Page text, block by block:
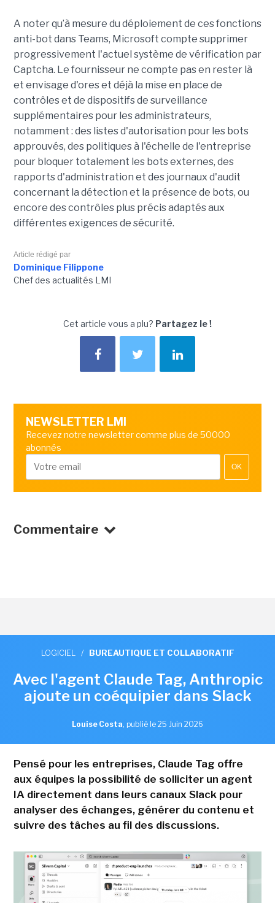
A noter qu’à mesure du déploiement de ces fonctions
anti-bot dans Teams, Microsoft compte supprimer
progressivement l'actuel système de vérification par
Captcha. Le fournisseur ne compte pas en rester là
et envisage d'ores et déjà la mise en place de
contrôles et de dispositifs de surveillance
supplémentaires pour les administrateurs,
notamment : des listes d'autorisation pour les bots
approuvés, des politiques à l'échelle de l'entreprise
pour bloquer totalement les bots externes, des
rapports d'administration et des journaux d'audit
concernant la détection et la présence de bots, ou
encore des contrôles plus précis adaptés aux
différentes exigences de sécurité.
Article rédigé par
Dominique Filippone
Chef des actualités LMI
Cet article vous a plu? Partagez le !
NEWSLETTER LMI
Recevez notre newsletter comme plus de 50000
abonnés
OK
Commentaire
LOGICIEL / BUREAUTIQUE ET COLLABORATIF
Avec l'agent Claude Tag, Anthropic
ajoute un coéquipier dans Slack
Louise Costa, publié le 25 Juin 2026
Pensé pour les entreprises, Claude Tag offre
aux équipes la possibilité de solliciter un agent
IA directement dans leurs canaux Slack pour
analyser des échanges, générer du contenu et
suivre des tâches au fil des discussions.